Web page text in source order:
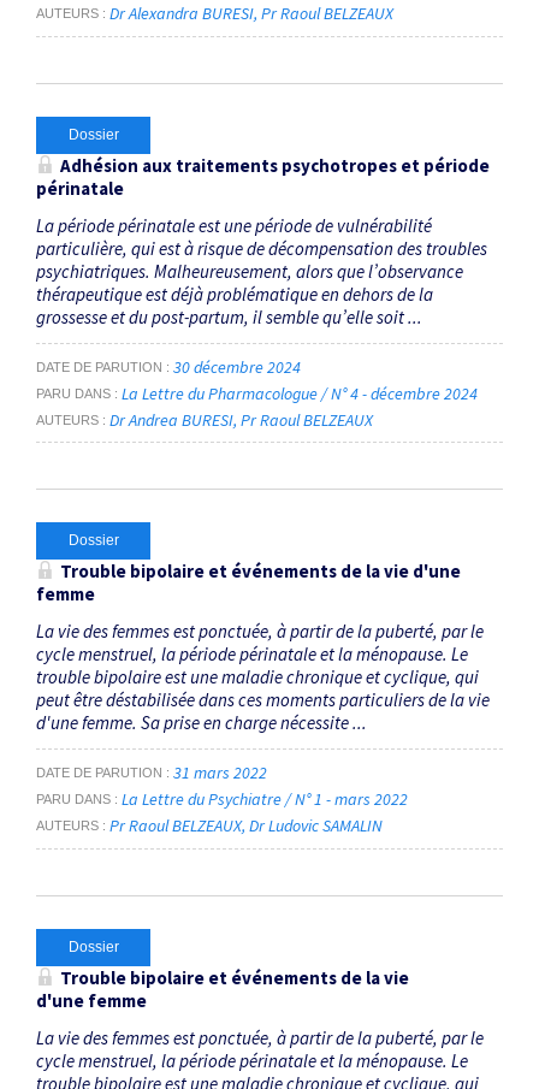
AUTEURS Dr Alexandra BURESI Pr Raoul BELZEAUX
Dossier
Adhésion aux traitements psychotropes et période
périnatale
La période périnatale est une période de vulnérabilité
particulière, qui est à risque de décompensation des troubles
psychiatriques. Malheureusement, alors que l’observance
thérapeutique est déjà problématique en dehors de la
grossesse et du post-partum, il semble qu’elle soit ...
DATE DE PARUTION 30 décembre 2024
PARU DANS La Lettre du Pharmacologue / N° 4 - décembre 2024
AUTEURS Dr Andrea BURESI Pr Raoul BELZEAUX
Dossier
Trouble bipolaire et événements de la vie d'une
femme
La vie des femmes est ponctuée, à partir de la puberté, par le
cycle menstruel, la période périnatale et la ménopause. Le
trouble bipolaire est une maladie chronique et cyclique, qui
peut être déstabilisée dans ces moments particuliers de la vie
d'une femme. Sa prise en charge nécessite ...
DATE DE PARUTION 31 mars 2022
PARU DANS La Lettre du Psychiatre / N° 1 - mars 2022
AUTEURS Pr Raoul BELZEAUX Dr Ludovic SAMALIN
Dossier
Trouble bipolaire et événements de la vie
d'une femme
La vie des femmes est ponctuée, à partir de la puberté, par le
cycle menstruel, la période périnatale et la ménopause. Le
trouble bipolaire est une maladie chronique et cyclique, qui